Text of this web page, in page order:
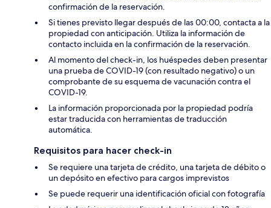
confirmación de la reservación.
Si tienes previsto llegar después de las 00:00, contacta a la
propiedad con anticipación. Utiliza la información de
contacto incluida en la confirmación de la reservación.
Al momento del check-in, los huéspedes deben presentar
una prueba de COVID-19 (con resultado negativo) o un
comprobante de su esquema de vacunación contra el
COVID-19.
La información proporcionada por la propiedad podría
estar traducida con herramientas de traducción
automática.
Requisitos para hacer check-in
Se requiere una tarjeta de crédito, una tarjeta de débito o
un depósito en efectivo para cargos imprevistos
Se puede requerir una identificación oficial con fotografía